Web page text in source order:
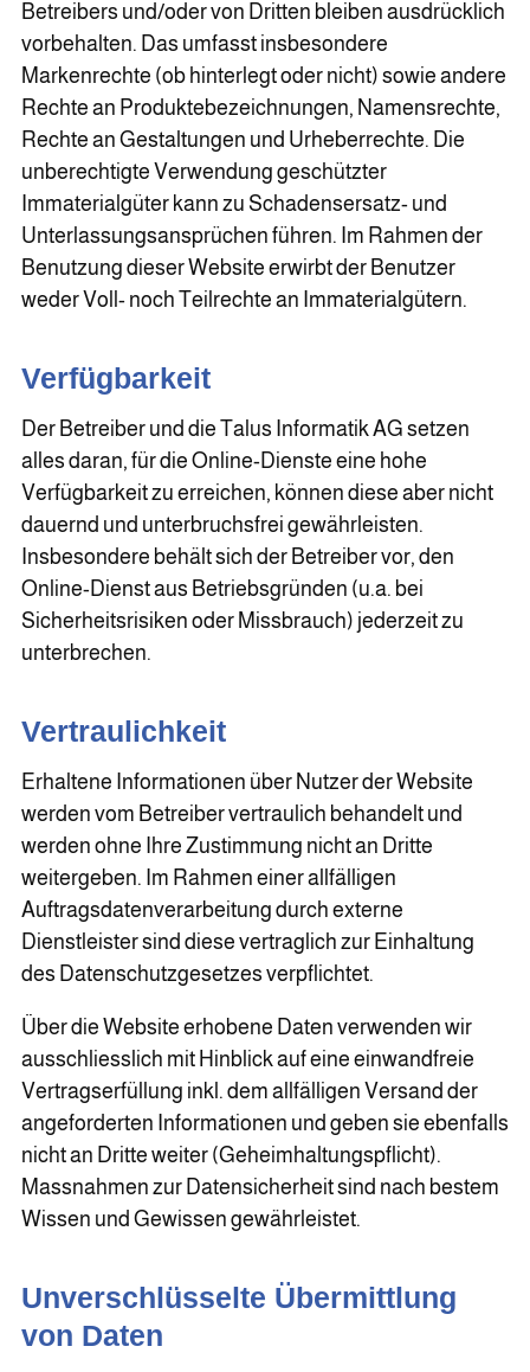
Betreibers und/oder von Dritten bleiben ausdrücklich
vorbehalten. Das umfasst insbesondere
Markenrechte (ob hinterlegt oder nicht) sowie andere
Rechte an Produktebezeichnungen, Namensrechte,
Rechte an Gestaltungen und Urheberrechte. Die
unberechtigte Verwendung geschützter
Immaterialgüter kann zu Schadensersatz- und
Unterlassungsansprüchen führen. Im Rahmen der
Benutzung dieser Website erwirbt der Benutzer
weder Voll- noch Teilrechte an Immaterialgütern.
Verfügbarkeit
Der Betreiber und die Talus Informatik AG setzen
alles daran, für die Online-Dienste eine hohe
Verfügbarkeit zu erreichen, können diese aber nicht
dauernd und unterbruchsfrei gewährleisten.
Insbesondere behält sich der Betreiber vor, den
Online-Dienst aus Betriebsgründen (u.a. bei
Sicherheitsrisiken oder Missbrauch) jederzeit zu
unterbrechen.
Vertraulichkeit
Erhaltene Informationen über Nutzer der Website
werden vom Betreiber vertraulich behandelt und
werden ohne Ihre Zustimmung nicht an Dritte
weitergeben. Im Rahmen einer allfälligen
Auftragsdatenverarbeitung durch externe
Dienstleister sind diese vertraglich zur Einhaltung
des Datenschutzgesetzes verpflichtet.
Über die Website erhobene Daten verwenden wir
ausschliesslich mit Hinblick auf eine einwandfreie
Vertragserfüllung inkl. dem allfälligen Versand der
angeforderten Informationen und geben sie ebenfalls
nicht an Dritte weiter (Geheimhaltungspflicht).
Massnahmen zur Datensicherheit sind nach bestem
Wissen und Gewissen gewährleistet.
Unverschlüsselte Übermittlung
von Daten